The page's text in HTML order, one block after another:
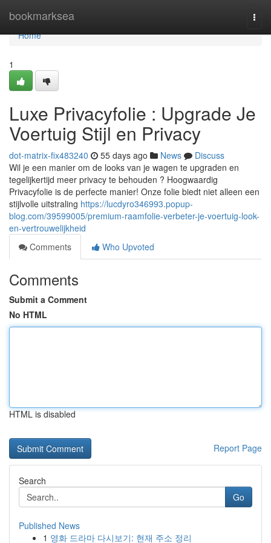
bookmarksea
Home
Home
1
Luxe Privacyfolie : Upgrade Je
Voertuig Stijl en Privacy
dot-matrix-fix483240 55 days ago News
Discuss
Wil je een manier om de looks van je wagen te upgraden en
tegelijkertijd meer privacy te behouden ? Hoogwaardig
Privacyfolie is de perfecte manier! Onze folie biedt niet alleen een
stijlvolle uitstraling https://lucdyro346993.popup-
blog.com/39599005/premium-raamfolie-verbeter-je-voertuig-look-
en-vertrouwelijkheid
Comments
Who Upvoted
Comments
Submit a Comment
No HTML
HTML is disabled
Report Page
Search
Go
Published News
1 영화 드라마 다시보기: 현재 주소 정리